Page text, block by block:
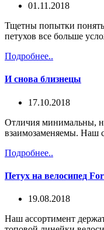
01.11.2018
Тщетны попытки
петухов все больше
Подробнее..
И снова близнецы
17.10.2018
Отличия минимальны,
взаимозаменяемы. Наш
Подробнее..
Петух на велосипед
19.08.2018
Наш ассортимент